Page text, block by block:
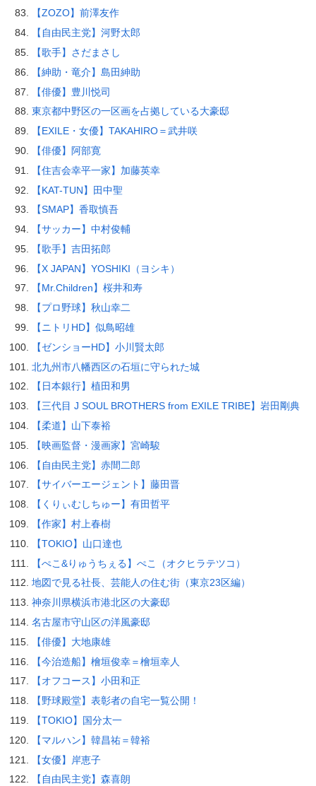
【ZOZO】前澤友作
【自由民主党】河野太郎
【歌手】さだまさし
【紳助・竜介】島田紳助
【俳優】豊川悦司
東京都中野区の一区画を占拠している大豪邸
【EXILE・女優】TAKAHIRO＝武井咲
【俳優】阿部寛
【住吉会幸平一家】加藤英幸
【KAT-TUN】田中聖
【SMAP】香取慎吾
【サッカー】中村俊輔
【歌手】吉田拓郎
【X JAPAN】YOSHIKI（ヨシキ）
【Mr.Children】桜井和寿
【プロ野球】秋山幸二
【ニトリHD】似鳥昭雄
【ゼンショーHD】小川賢太郎
北九州市八幡西区の石垣に守られた城
【日本銀行】植田和男
【三代目 J SOUL BROTHERS from EXILE TRIBE】岩田剛典
【柔道】山下泰裕
【映画監督・漫画家】宮崎駿
【自由民主党】赤間二郎
【サイバーエージェント】藤田晋
【くりぃむしちゅー】有田哲平
【作家】村上春樹
【TOKIO】山口達也
【ぺこ&りゅうちぇる】ぺこ（オクヒラテツコ）
地図で見る社長、芸能人の住む街（東京23区編）
神奈川県横浜市港北区の大豪邸
名古屋市守山区の洋風豪邸
【俳優】大地康雄
【今治造船】檜垣俊幸＝檜垣幸人
【オフコース】小田和正
【野球殿堂】表彰者の自宅一覧公開！
【TOKIO】国分太一
【マルハン】韓昌祐＝韓裕
【女優】岸恵子
【自由民主党】森喜朗